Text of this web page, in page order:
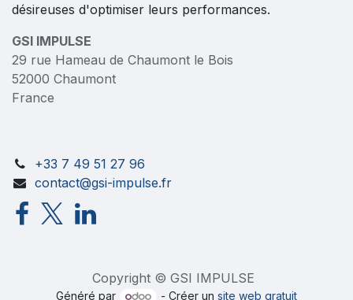
désireuses d'optimiser leurs performances.
GSI IMPULSE
29 rue Hameau de Chaumont le Bois
52000 Chaumont
France
+33 7 49 51 27 96
contact@gsi-impulse.fr
Copyright © GSI IMPULSE
Généré par - Créer un site web gratuit